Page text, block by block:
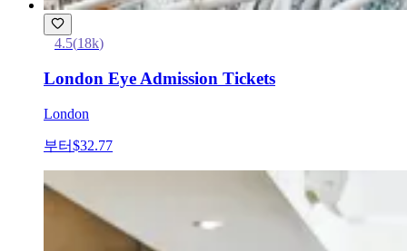
4.5(18k)
London Eye Admission Tickets
London
부터$32.77